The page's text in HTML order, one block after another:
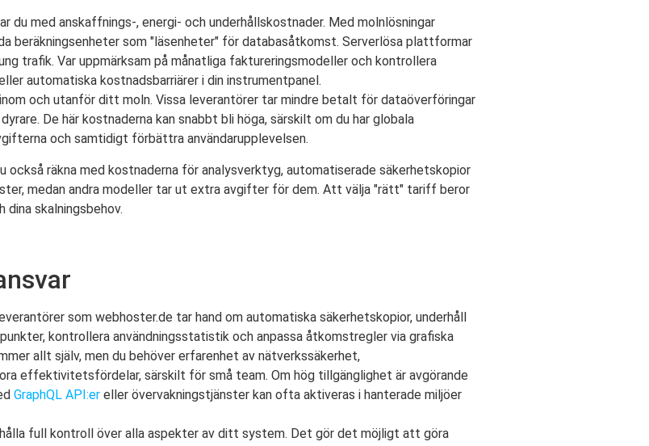
med anskaffnings-, energi- och underhållskostnader. Med molnlösningar
beräkningsenheter som "läsenheter" för databasåtkomst. Serverlösa plattformar
trafik. Var uppmärksam på månatliga faktureringsmodeller och kontrollera
automatiska kostnadsbarriärer i din instrumentpanel.
och utanför ditt moln. Vissa leverantörer tar mindre betalt för dataöverföringar
De här kostnaderna kan snabbt bli höga, särskilt om du har globala
och samtidigt förbättra användarupplevelsen.
räkna med kostnaderna för analysverktyg, automatiserade säkerhetskopior
medan andra modeller tar ut extra avgifter för dem. Att välja "rätt" tariff beror
skalningsbehov.
som webhoster.de tar hand om automatiska säkerhetskopior, underhåll
kontrollera användningsstatistik och anpassa åtkomstregler via grafiska
allt själv, men du behöver erfarenhet av nätverkssäkerhet,
effektivitetsfördelar, särskilt för små team. Om hög tillgänglighet är avgörande
GraphQL API:er eller övervakningstjänster kan ofta aktiveras i hanterade miljöer
full kontroll över alla aspekter av ditt system. Det gör det möjligt att göra